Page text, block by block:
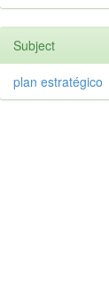
Subject
plan estratégico